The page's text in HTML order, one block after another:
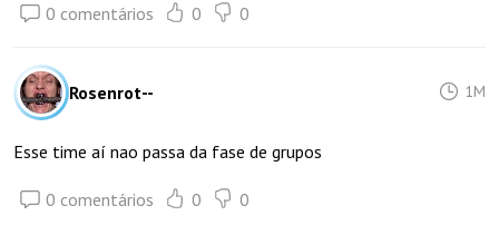
0 comentários 0 0
Rosenrot-- 1M
Esse time aí nao passa da fase de grupos
0 comentários 0 0